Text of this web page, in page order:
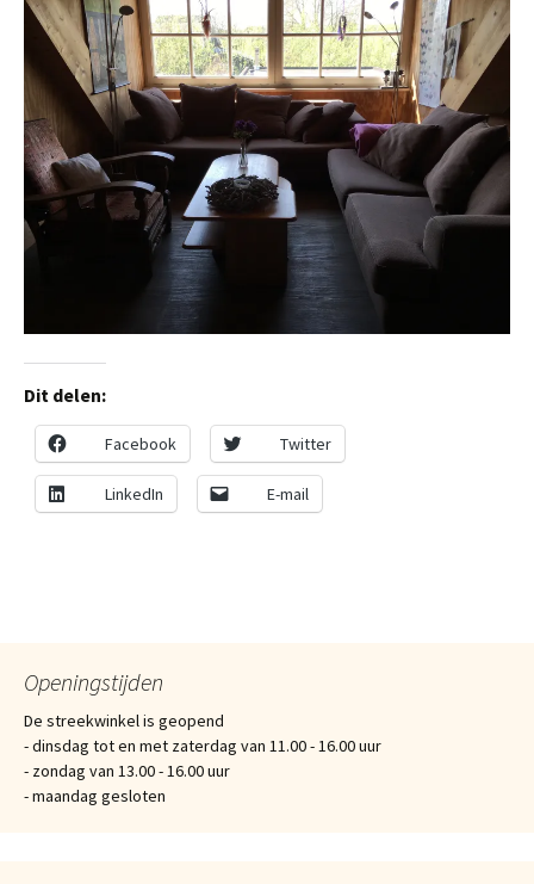
Dit delen:
Facebook Twitter
LinkedIn E-mail
Openingstijden
De streekwinkel is geopend
- dinsdag tot en met zaterdag van 11.00 - 16.00 uur
- zondag van 13.00 - 16.00 uur
- maandag gesloten